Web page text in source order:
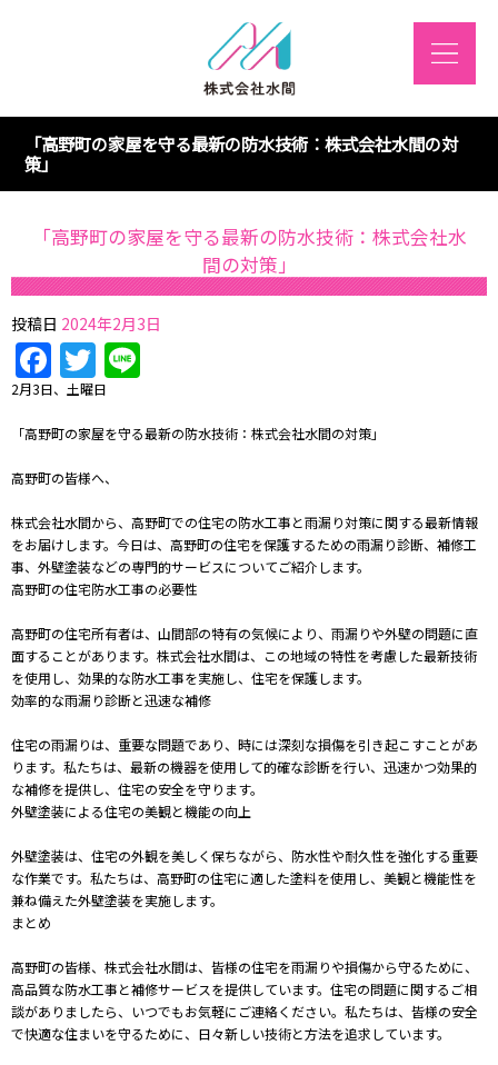
「高野町の家屋を守る最新の防水技術：株式会社水間の対
策」
「高野町の家屋を守る最新の防水技術：株式会社水
間の対策」
投稿日 2024年2月3日
Facebook
Twitter
2月3日、土曜日
「高野町の家屋を守る最新の防水技術：株式会社水間の対策」
高野町の皆様へ、
株式会社水間から、高野町での住宅の防水工事と雨漏り対策に関する最新情報
をお届けします。今日は、高野町の住宅を保護するための雨漏り診断、補修工
事、外壁塗装などの専門的サービスについてご紹介します。
高野町の住宅防水工事の必要性
高野町の住宅所有者は、山間部の特有の気候により、雨漏りや外壁の問題に直
面することがあります。株式会社水間は、この地域の特性を考慮した最新技術
を使用し、効果的な防水工事を実施し、住宅を保護します。
効率的な雨漏り診断と迅速な補修
住宅の雨漏りは、重要な問題であり、時には深刻な損傷を引き起こすことがあ
ります。私たちは、最新の機器を使用して的確な診断を行い、迅速かつ効果的
な補修を提供し、住宅の安全を守ります。
外壁塗装による住宅の美観と機能の向上
外壁塗装は、住宅の外観を美しく保ちながら、防水性や耐久性を強化する重要
な作業です。私たちは、高野町の住宅に適した塗料を使用し、美観と機能性を
兼ね備えた外壁塗装を実施します。
まとめ
高野町の皆様、株式会社水間は、皆様の住宅を雨漏りや損傷から守るために、
高品質な防水工事と補修サービスを提供しています。住宅の問題に関するご相
談がありましたら、いつでもお気軽にご連絡ください。私たちは、皆様の安全
で快適な住まいを守るために、日々新しい技術と方法を追求しています。